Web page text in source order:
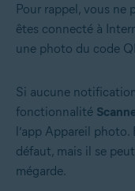
Pour rappel, vous ne
êtes connecté à
une photo du code
Si aucune
fonctionnalité
l’app Appareil
défaut, mais il se
mégarde.